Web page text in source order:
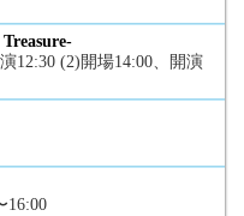
12:30 (2)開場14:00、開演
16:00